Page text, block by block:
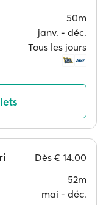
50m
janv. ‐ déc.
Tous les jours
Dès € 14.00
52m
mai ‐ déc.